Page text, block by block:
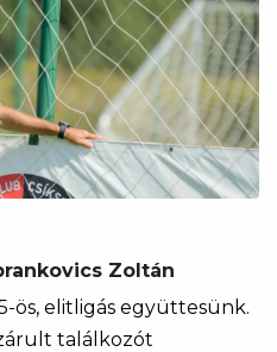
Zoltán
ös, elitligás együttesünk.
találkozót